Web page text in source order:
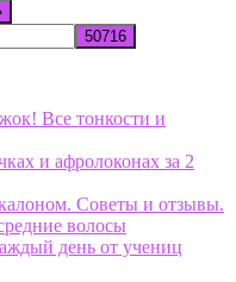
Все тонкости и
и афролоконах за 2
Советы и отзывы.
волосы
день от учениц